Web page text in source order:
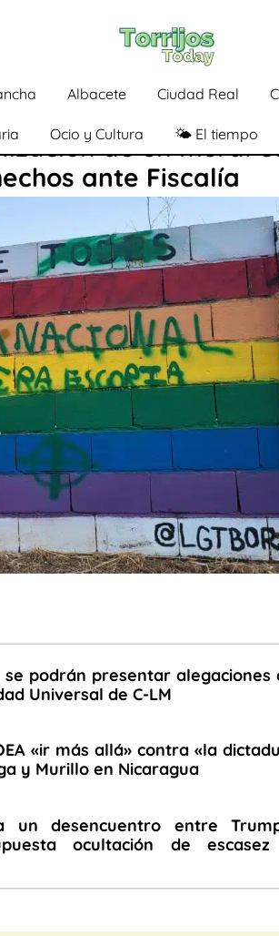
Albacete Ciudad Real
Ocio y Cultura 🌤️ El tiempo
de un mural
ante Fiscalía
podrán presentar alegaciones
Universal de C-LM
«ir más allá» contra «la
y Murillo en Nicaragua
un desencuentro entre
ocultación de